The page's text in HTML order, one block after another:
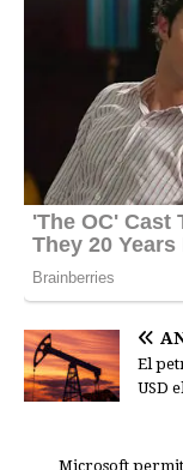
El
USD
Microsoft